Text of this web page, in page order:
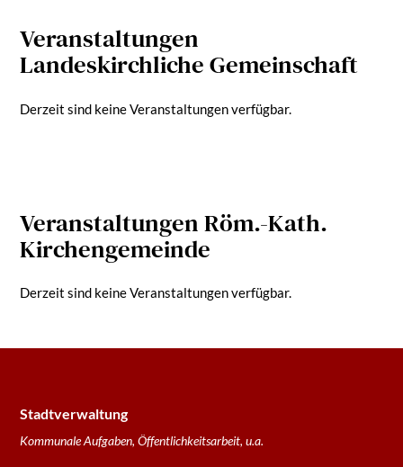
Veranstaltungen
Landeskirchliche Gemeinschaft
Derzeit sind keine Veranstaltungen verfügbar.
Veranstaltungen Röm.-Kath.
Kirchengemeinde
Derzeit sind keine Veranstaltungen verfügbar.
Stadtverwaltung
Kommunale Aufgaben, Öffentlichkeitsarbeit, u.a.